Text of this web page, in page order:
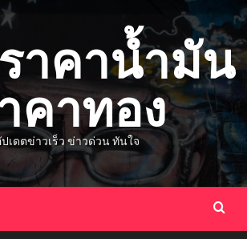
าคาน้ำมัน
คาทอง
เดตข่าวเร็ว ข่าวด่วน ทันใจ